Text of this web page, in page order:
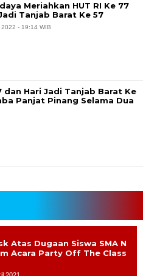
Atas Dugaan Siswa SMA N
Acara Party Off The Class
Meriahkan HUT RI Ke 77
Tanjab Barat Ke 57
- 19:14 WIB
dan Hari Jadi Tanjab Barat Ke
Panjat Pinang Selama Dua